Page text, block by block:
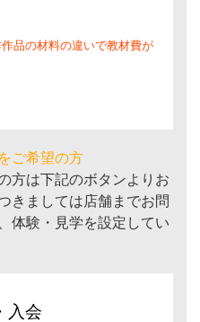
品の材料の違いで教材費が
ご希望の方
方は下記のボタンよりお
きましては店舗までお問
体験・見学を設定してい
入会